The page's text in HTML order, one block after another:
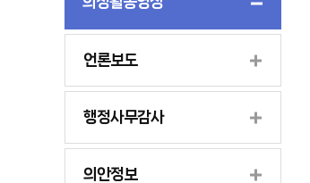
언론보도
행정사무감사
의안정보